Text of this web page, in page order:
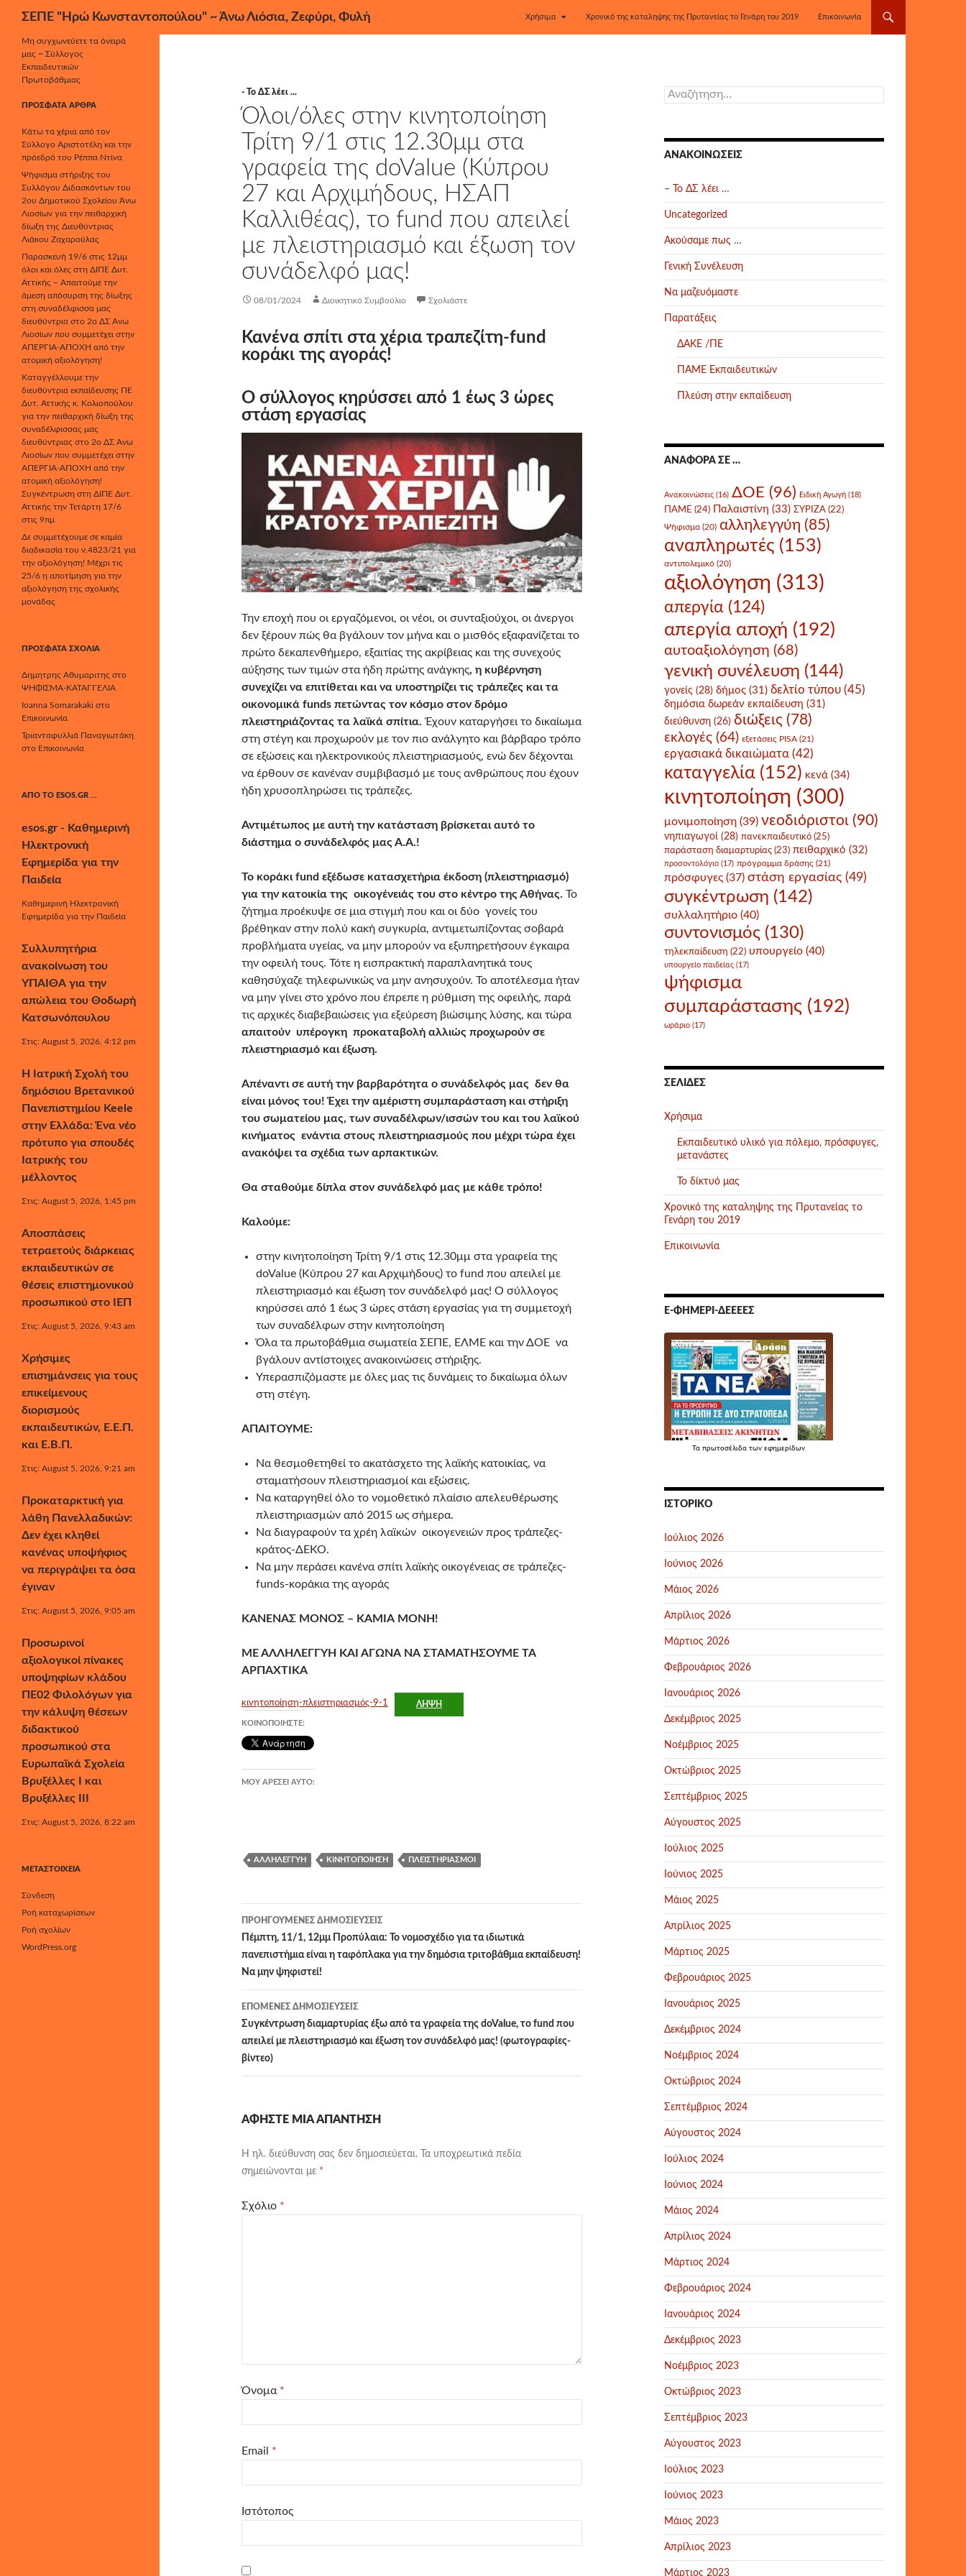
Μετάβαση
περιεχόμενο
ΣΕΠΕ "Ηρώ Κωνσταντοπούλου" ~ Άνω Λιόσια, Ζεφύρι, Φυλή Χρήσιμα Χρονικό της καταληψης της Πρυτανείας το Γενάρη του 2019 Επικοινωνία
- Το ΔΣ λέει ...
Όλοι/όλες στην κινητοποίηση
Τρίτη 9/1 στις 12.30μμ στα
γραφεία της doValue (Κύπρου
27 και Αρχιμήδους, ΗΣΑΠ
Καλλιθέας), το fund που απειλεί
με πλειστηριασμό και έξωση τον
συνάδελφό μας!
08/01/2024 Διοικητικό Συμβούλιο Σχολιάστε
Κανένα σπίτι στα χέρια τραπεζίτη-fund
κοράκι της αγοράς!
Ο σύλλογος κηρύσσει από 1 έως 3 ώρες
στάση εργασίας
Την εποχή που οι εργαζόμενοι, οι νέοι, οι συνταξιούχοι, οι άνεργοι
δεν ξέρουν πώς θα βγάλουν τον μήνα και ο μισθός εξαφανίζεται το
πρώτο δεκαπενθήμερο, εξαιτίας της ακρίβειας και της συνεχούς
αύξησης των τιμών στα ήδη πρώτης ανάγκης, η κυβέρνηση
συνεχίζει να επιτίθεται και να υποστηρίζει τις τράπεζες και τα
οικονομικά funds πετώντας τον κόσμο στον δρόμο
πλειστηριάζοντας τα λαϊκά σπίτια. Έχουν καταργήσει το δικαίωμα
στη στέγη και προχωρούν με τον πιο ανάλγητο και βάρβαρο τρόπο
σε εξώσεις και ηλεκτρονικούς πλειστηριασμούς, ενώ δεν δέχονται
να έρθουν σε κανέναν συμβιβασμό με τους ανθρώπους που έχουν
ήδη χρυσοπληρώσει τις τράπεζες.
Αντιμέτωπος με αυτή την κατάσταση βρίσκεται αυτό το
διάστημα ο συνάδελφός μας Α.Α.!
Το κοράκιfund εξέδωσε κατασχετήρια έκδοση (πλειστηριασμό)
για την κατοικία της οικογένειάς του στο κέντρο της Αθήνας. Το
ζήτημα προέκυψε σε μια στιγμή που και οι δύο γονείς του
βρέθηκαν στην πολύ κακή συγκυρία, αντιμετωπίζοντας σοβαρά
προβλήματα υγείας, να μην μπορούν να εξυπηρετήσουν έγκαιρα
την οφειλή τους. Τότε η εισπρακτική παραπλανητικά τους
καθησύχαζε τηλεφωνικώς να μην ανησυχούν. Το αποτέλεσμα ήταν
να μην γίνει στο χρόνο που έπρεπε η ρύθμιση της οφειλής, παρά
τις αρχικές διαβεβαιώσεις για εξεύρεση βιώσιμης λύσης, και τώρα
απαιτούν υπέρογκη προκαταβολή αλλιώς προχωρούν σε
πλειστηριασμό και έξωση.
Απέναντι σε αυτή την βαρβαρότητα ο συνάδελφός μας δεν θα
είναι μόνος του! Έχει την αμέριστη συμπαράσταση και στήριξη
του σωματείου μας, των συναδέλφων/ισσών του και του λαϊκού
κινήματος ενάντια στους πλειστηριασμούς που μέχρι τώρα έχει
ανακόψει τα σχέδια των αρπακτικών.
Θα σταθούμε δίπλα στον συνάδελφό μας με κάθε τρόπο!
Καλούμε:
στην κινητοποίηση Τρίτη 9/1 στις 12.30μμ στα γραφεία της
doValue (Κύπρου 27 και Αρχιμήδους) το fund που απειλεί με
πλειστηριασμό και έξωση τον συνάδελφό μας! Ο σύλλογος
κηρύσσει από 1 έως 3 ώρες στάση εργασίας για τη συμμετοχή
των συναδέλφων στην κινητοποίηση
Όλα τα πρωτοβάθμια σωματεία ΣΕΠΕ, ΕΛΜΕ και την ΔΟΕ να
βγάλουν αντίστοιχες ανακοινώσεις στήριξης.
Υπερασπιζόμαστε με όλες μας τις δυνάμεις το δικαίωμα όλων
στη στέγη.
ΑΠΑΙΤΟΥΜΕ:
Να θεσμοθετηθεί το ακατάσχετο της λαϊκής κατοικίας, να
σταματήσουν πλειστηριασμοί και εξώσεις.
Να καταργηθεί όλο το νομοθετικό πλαίσιο απελευθέρωσης
πλειστηριασμών από 2015 ως σήμερα.
Να διαγραφούν τα χρέη λαϊκών οικογενειών προς τράπεζες-
κράτος-ΔΕΚΟ.
Να μην περάσει κανένα σπίτι λαϊκής οικογένειας σε τράπεζες-
funds-κοράκια της αγοράς
ΚΑΝΕΝΑΣ ΜΟΝΟΣ – ΚΑΜΙΑ ΜΟΝΗ!
ΜΕ ΑΛΛΗΛΕΓΓΥΗ ΚΑΙ ΑΓΩΝΑ ΝΑ ΣΤΑΜΑΤΗΣΟΥΜΕ ΤΑ
ΑΡΠΑΧΤΙΚΑ
κινητοποίηση-πλειστηριασμός-9-1 ΛΉΨΗ
ΚΟΙΝΟΠΟΙΉΣΤΕ:
ΜΟΥ ΑΡΈΣΕΙ ΑΥΤΌ:
ΑΛΛΗΛΕΓΓΎΗ ΚΙΝΗΤΟΠΟΊΗΣΗ ΠΛΕΙΣΤΗΡΙΑΣΜΟΊ
Πλοήγηση
άρθρων
ΠΡΟΗΓΟΎΜΕΝΕΣ ΔΗΜΟΣΙΕΎΣΕΙΣ
Πέμπτη, 11/1, 12μμ Προπύλαια: Το νομοσχέδιο για τα ιδιωτικά
πανεπιστήμια είναι η ταφόπλακα για την δημόσια τριτοβάθμια εκπαίδευση!
Να μην ψηφιστεί!
ΕΠΌΜΕΝΕΣ ΔΗΜΟΣΙΕΎΣΕΙΣ
Συγκέντρωση διαμαρτυρίας έξω από τα γραφεία της doValue, το fund που
απειλεί με πλειστηριασμό και έξωση τον συνάδελφό μας! (φωτογραφίες-
βίντεο)
ΑΦΉΣΤΕ ΜΙΑ ΑΠΆΝΤΗΣΗ
Η ηλ. διεύθυνση σας δεν δημοσιεύεται.
Τα υποχρεωτικά πεδία
σημειώνονται με *
Σχόλιο *
Όνομα *
Email *
Ιστότοπος
Αναζήτηση
για:
ΑΝΑΚΟΙΝΏΣΕΙΣ
– Το ΔΣ λέει …
Uncategorized
Ακούσαμε πως …
Γενική Συνέλευση
Να μαζευόμαστε
Παρατάξεις
ΔΑΚΕ /ΠΕ
ΠΑΜΕ Εκπαιδευτικών
Πλεύση στην εκπαίδευση
ΑΝΑΦΟΡΆ ΣΕ …
Ανακοινώσεις (16) ΔΟΕ (96) Ειδική Αγωγή (18)
ΠΑΜΕ (24) Παλαιστίνη (33) ΣΥΡΙΖΑ (22)
Ψήφισμα (20) αλληλεγγύη (85)
αναπληρωτές (153)
αντιπολεμικό (20)
αξιολόγηση (313)
απεργία (124)
απεργία αποχή (192)
αυτοαξιολόγηση (68)
γενική συνέλευση (144)
γονείς (28) δήμος (31) δελτίο τύπου (45)
δημόσια δωρεάν εκπαίδευση (31)
διεύθυνση (26) διώξεις (78)
εκλογές (64) εξετάσεις PISA (21)
εργασιακά δικαιώματα (42)
καταγγελία (152) κενά (34)
κινητοποίηση (300)
μονιμοποίηση (39) νεοδιόριστοι (90)
νηπιαγωγοί (28) πανεκπαιδευτικό (25)
παράσταση διαμαρτυρίας (23) πειθαρχικό (32)
προσοντολόγιο (17) πρόγραμμα δράσης (21)
πρόσφυγες (37) στάση εργασίας (49)
συγκέντρωση (142)
συλλαλητήριο (40)
συντονισμός (130)
τηλεκπαίδευση (22) υπουργείο (40)
υπουργείο παιδείας (17)
ψήφισμα
συμπαράστασης (192)
ωράριο (17)
ΣΕΛΊΔΕΣ
Χρήσιμα
Εκπαιδευτικό υλικό για πόλεμο, πρόσφυγες,
μετανάστες
Το δίκτυό μας
Χρονικό της καταληψης της Πρυτανείας το
Γενάρη του 2019
Επικοινωνία
Ε-ΦΗΜΕΡΊ-ΔΕΕΕΕΣ
Τα πρωτοσέλιδα των εφημερίδων
ΙΣΤΟΡΙΚΌ
Ιούλιος 2026
Ιούνιος 2026
Μάιος 2026
Απρίλιος 2026
Μάρτιος 2026
Φεβρουάριος 2026
Ιανουάριος 2026
Δεκέμβριος 2025
Νοέμβριος 2025
Οκτώβριος 2025
Σεπτέμβριος 2025
Αύγουστος 2025
Ιούλιος 2025
Ιούνιος 2025
Μάιος 2025
Απρίλιος 2025
Μάρτιος 2025
Φεβρουάριος 2025
Ιανουάριος 2025
Δεκέμβριος 2024
Νοέμβριος 2024
Οκτώβριος 2024
Σεπτέμβριος 2024
Αύγουστος 2024
Ιούλιος 2024
Ιούνιος 2024
Μάιος 2024
Απρίλιος 2024
Μάρτιος 2024
Φεβρουάριος 2024
Ιανουάριος 2024
Δεκέμβριος 2023
Νοέμβριος 2023
Οκτώβριος 2023
Σεπτέμβριος 2023
Αύγουστος 2023
Ιούλιος 2023
Ιούνιος 2023
Μάιος 2023
Απρίλιος 2023
Μάρτιος 2023
Μη συγχωνεύετε τα όνειρά
μας ~ Σύλλογος
Εκπαιδευτικών
Πρωτοβάθμιας
ΠΡΌΣΦΑΤΑ ΆΡΘΡΑ
Κάτω τα χέρια από τον
Σύλλογο Αριστοτέλη και την
πρόεδρό του Ρέππα Ντίνα
Ψήφισμα στήριξης του
Συλλόγου Διδασκόντων του
2ου Δημοτικού Σχολείου Άνω
Λιοσίων για την πειθαρχική
δίωξη της Διευθύντριας
Λιάκου Ζαχαρούλας
Παρασκευή 19/6 στις 12μμ
όλοι και όλες στη ΔΙΠΕ Δυτ.
Αττικής – Απαιτούμε την
άμεση απόσυρση της δίωξης
στη συναδέλφισσα μας
διευθύντρια στο 2ο ΔΣ Άνω
Λιοσίων που συμμετέχει στην
ΑΠΕΡΓΙΑ-ΑΠΟΧΗ από την
ατομική αξιολόγηση!
Καταγγέλλουμε την
διευθύντρια εκπαίδευσης ΠΕ
Δυτ. Αττικής κ. Κολιοπούλου
για την πειθαρχική δίωξη της
συναδέλφισσας μας
διευθύντριας στο 2ο ΔΣ Άνω
Λιοσίων που συμμετέχει στην
ΑΠΕΡΓΙΑ-ΑΠΟΧΗ από την
ατομική αξιολόγηση!
Συγκέντρωση στη ΔΙΠΕ Δυτ.
Αττικής την Τετάρτη 17/6
στις 9πμ
Δε συμμετέχουμε σε καμία
διαδικασία του ν.4823/21 για
την αξιολόγηση! Μέχρι τις
25/6 η αποτίμηση για την
αξιολόγηση της σχολικής
μονάδας
ΠΡΌΣΦΑΤΑ ΣΧΌΛΙΑ
Δημητρης Αθυμαριτης στο
ΨΗΦΙΣΜΑ-ΚΑΤΑΓΓΕΛΙΑ
Ioanna Somarakaki στο
Επικοινωνία
Τριανταφυλλιά Παναγιωτάκη
στο Επικοινωνία
ΑΠΌ ΤΟ ESOS.GR …
esos.gr - Καθημερινή
Ηλεκτρονική
Εφημερίδα για την
Παιδεία
Καθημερινή Ηλεκτρονική
Εφημερίδα για την Παιδεία
Συλλυπητήρια
ανακοίνωση του
ΥΠΑΙΘΑ για την
απώλεια του Θοδωρή
Κατσωνόπουλου
Στις: August 5, 2026, 4:12 pm
Η Ιατρική Σχολή του
δημόσιου Βρετανικού
Πανεπιστημίου Keele
στην Ελλάδα: Ένα νέο
πρότυπο για σπουδές
Ιατρικής του
μέλλοντος
Στις: August 5, 2026, 1:45 pm
Αποσπάσεις
τετραετούς διάρκειας
εκπαιδευτικών σε
θέσεις επιστημονικού
προσωπικού στο ΙΕΠ
Στις: August 5, 2026, 9:43 am
Χρήσιμες
επισημάνσεις για τους
επικείμενους
διορισμούς
εκπαιδευτικών, Ε.Ε.Π.
και Ε.Β.Π.
Στις: August 5, 2026, 9:21 am
Προκαταρκτική για
λάθη Πανελλαδικών:
Δεν έχει κληθεί
κανένας υποψήφιος
να περιγράψει τα όσα
έγιναν
Στις: August 5, 2026, 9:05 am
Προσωρινοί
αξιολογικοί πίνακες
υποψηφίων κλάδου
ΠΕ02 Φιλολόγων για
την κάλυψη θέσεων
διδακτικού
προσωπικού στα
Ευρωπαϊκά Σχολεία
Βρυξέλλες Ι και
Βρυξέλλες ΙΙΙ
Στις: August 5, 2026, 8:22 am
ΜΕΤΑΣΤΟΙΧΕΊΑ
Σύνδεση
Ροή καταχωρίσεων
Ροή σχολίων
WordPress.org